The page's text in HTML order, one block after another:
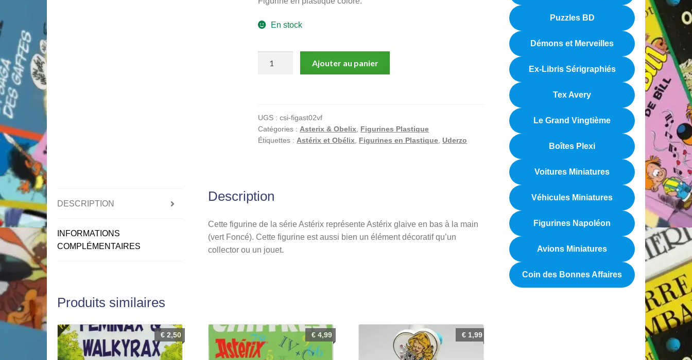
En stock
obélix,
Mini
figurine
glaive
bas
à
la
bas
à
la
Ajouter au panier
UGS :csi-figast02vf
Catégories : Asterix & Obelix Figurines Plastique
Étiquettes : Astérix et Obélix Figurines en Plastique Uderzo
DESCRIPTION
INFORMATIONS
COMPLÉMENTAIRES
Description
Cette figurine de la série Astérix représente Astérix glaive en bas à la main
(vert Foncé). Cette figurine est aussi bien un élément décoratif qu’un
collector ou un jouet.
Produits similaires
€2,50 €4,99 € 1,99
Puzzles BD
Démons et Merveilles
Ex-Libris Sérigraphiés
Tex Avery
Le Grand Vingtième
Boîtes Plexi
Voitures Miniatures
Véhicules Miniatures
Figurines Napoléon
Avions Miniatures
Coin des Bonnes Affaires